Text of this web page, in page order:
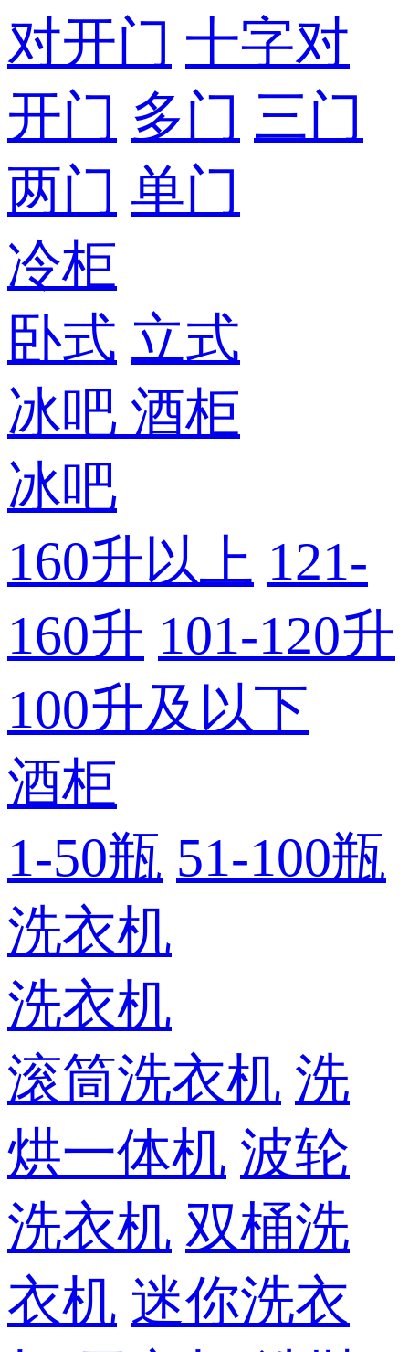
对开门 十字对
开门 多门 三门
两门 单门
冷柜
卧式 立式
冰吧 酒柜
冰吧
160升以上 121-
160升 101-120升
100升及以下
酒柜
1-50瓶 51-100瓶
洗衣机
洗衣机
滚筒洗衣机 洗
烘一体机 波轮
洗衣机 双桶洗
衣机 迷你洗衣